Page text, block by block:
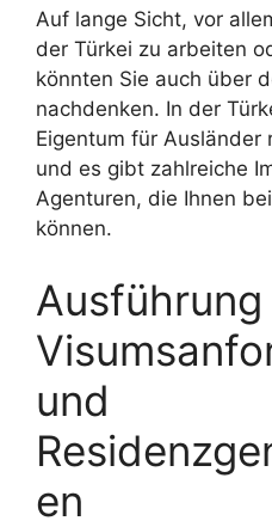
Auf lange Sicht, vor
der Türkei zu arbeiten
könnten Sie auch über
nachdenken. In der
Eigentum für Ausländer
und es gibt zahlreiche
Agenturen, die Ihnen
können.
Ausführung
und
en